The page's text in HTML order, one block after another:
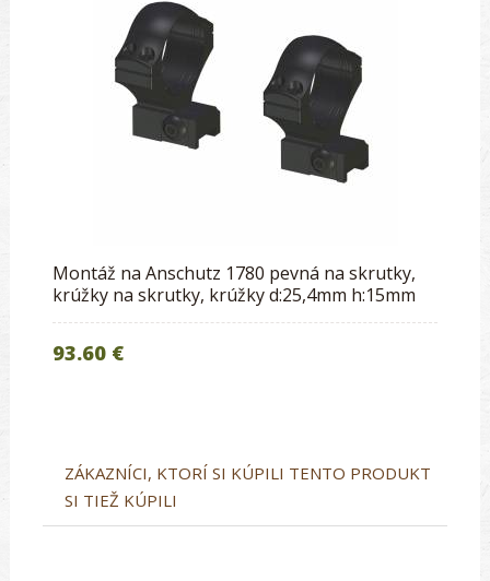
Montáž na Anschutz 1780 pevná na skrutky,
krúžky na skrutky, krúžky d:25,4mm h:15mm
93.60 €
ZÁKAZNÍCI, KTORÍ SI KÚPILI TENTO PRODUKT
SI TIEŽ KÚPILI